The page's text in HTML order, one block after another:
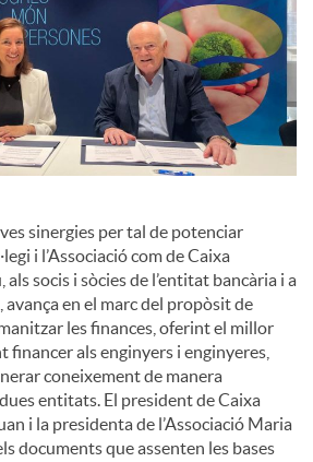
sinergies per tal de potenciar
i l’Associació com de Caixa
als socis i sòcies de l’entitat bancària i a
avança en el marc del propòsit de
les finances, oferint el millor
financer als enginyers i enginyeres,
coneixement de manera
entitats. El president de Caixa
i la presidenta de l’Associació Maria
documents que assenten les bases